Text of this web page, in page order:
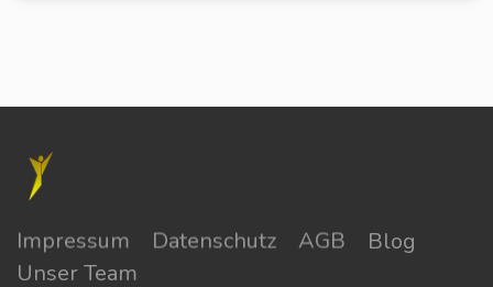
Impressum Datenschutz AGB
Blog
Unser Team